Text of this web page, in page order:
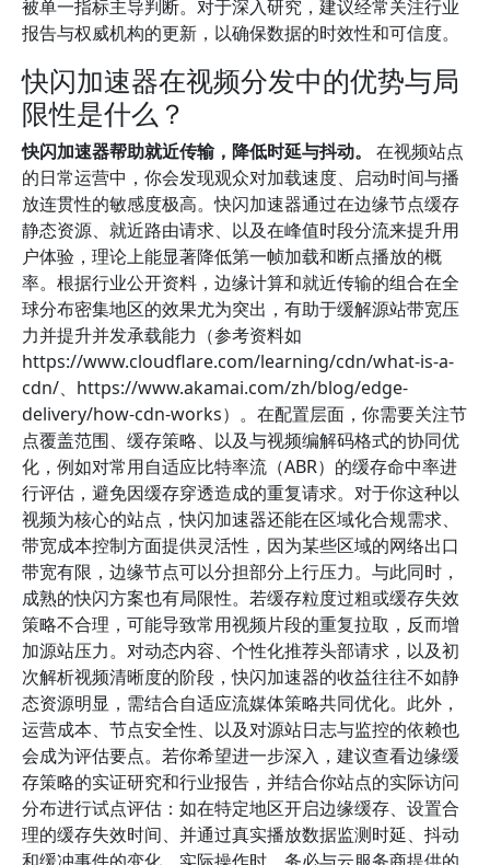
被单一指标主导判断。对于深入研究，建议经常关注行业
报告与权威机构的更新，以确保数据的时效性和可信度。
快闪加速器在视频分发中的优势与局
限性是什么？
快闪加速器帮助就近传输，降低时延与抖动。
在视频站点
的日常运营中，你会发现观众对加载速度、启动时间与播
放连贯性的敏感度极高。快闪加速器通过在边缘节点缓存
静态资源、就近路由请求、以及在峰值时段分流来提升用
户体验，理论上能显著降低第一帧加载和断点播放的概
率。根据行业公开资料，边缘计算和就近传输的组合在全
球分布密集地区的效果尤为突出，有助于缓解源站带宽压
力并提升并发承载能力（参考资料如
https://www.cloudflare.com/learning/cdn/what-is-a-
cdn/、https://www.akamai.com/zh/blog/edge-
delivery/how-cdn-works）。在配置层面，你需要关注节
点覆盖范围、缓存策略、以及与视频编解码格式的协同优
化，例如对常用自适应比特率流（ABR）的缓存命中率进
行评估，避免因缓存穿透造成的重复请求。对于你这种以
视频为核心的站点，快闪加速器还能在区域化合规需求、
带宽成本控制方面提供灵活性，因为某些区域的网络出口
带宽有限，边缘节点可以分担部分上行压力。与此同时，
成熟的快闪方案也有局限性。若缓存粒度过粗或缓存失效
策略不合理，可能导致常用视频片段的重复拉取，反而增
加源站压力。对动态内容、个性化推荐头部请求，以及初
次解析视频清晰度的阶段，快闪加速器的收益往往不如静
态资源明显，需结合自适应流媒体策略共同优化。此外，
运营成本、节点安全性、以及对源站日志与监控的依赖也
会成为评估要点。若你希望进一步深入，建议查看边缘缓
存策略的实证研究和行业报告，并结合你站点的实际访问
分布进行试点评估：如在特定地区开启边缘缓存、设置合
理的缓存失效时间、并通过真实播放数据监测时延、抖动